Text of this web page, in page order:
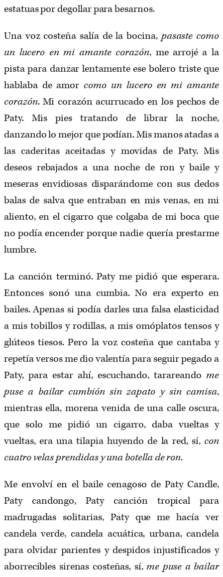
estatuas por degollar para besarnos.
Una voz costeña salía de la bocina, pasaste como
un lucero en mi amante corazón, me arrojé a la
pista para danzar lentamente ese bolero triste que
hablaba de amor como un lucero en mi amante
corazón. Mi corazón acurrucado en los pechos de
Paty. Mis pies tratando de librar la noche,
danzando lo mejor que podían. Mis manos atadas a
las caderitas aceitadas y movidas de Paty. Mis
deseos rebajados a una noche de ron y baile y
meseras envidiosas disparándome con sus dedos
balas de salva que entraban en mis venas, en mi
aliento, en el cigarro que colgaba de mi boca que
no podía encender porque nadie quería prestarme
lumbre.
La canción terminó. Paty me pidió que esperara.
Entonces sonó una cumbia. No era experto en
bailes. Apenas si podía darles una falsa elasticidad
a mis tobillos y rodillas, a mis omóplatos tensos y
glúteos tiesos. Pero la voz costeña que cantaba y
repetía versos me dio valentía para seguir pegado a
Paty, para estar ahí, escuchando, tarareandome
puse a bailar cumbión sin zapato y sin camisa,
mientras ella, morena venida de una calle oscura,
que solo me pidió un cigarro, daba vueltas y
vueltas, era una tilapia huyendo de la red, sí, con
cuatro velas prendidas y una botella de ron.
Me envolví en el baile cenagoso de Paty Candle,
Paty candongo, Paty canción tropical para
madrugadas solitarias, Paty que me hacía ver
candela verde, candela acuática, urbana, candela
para olvidar parientes y despidos injustificados y
aborrecibles sirenas costeñas, sí,me puse a bailar